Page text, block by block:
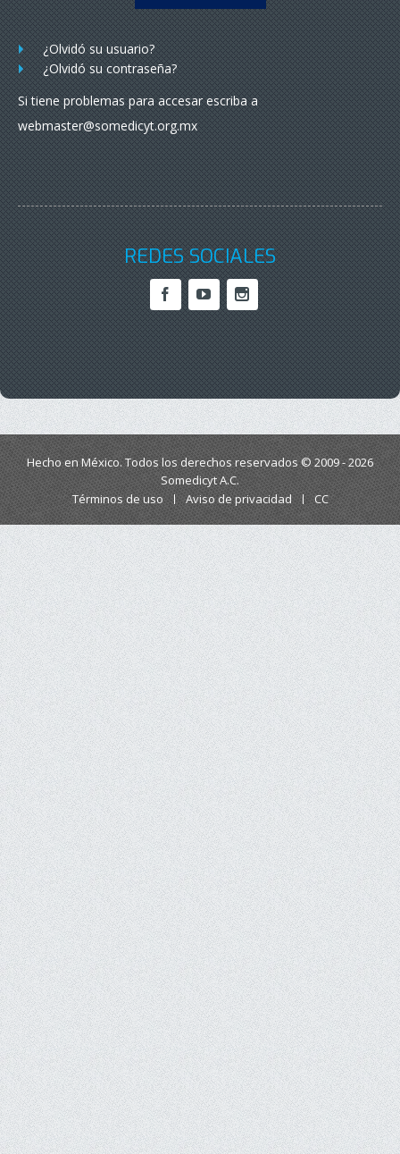
¿Olvidó su usuario?
¿Olvidó su contraseña?
Si tiene problemas para accesar escriba a
webmaster@somedicyt.org.mx
REDES SOCIALES
Hecho en México. Todos los derechos reservados © 2009 - 2026
Somedicyt A.C.
Términos de uso
Aviso de privacidad CC